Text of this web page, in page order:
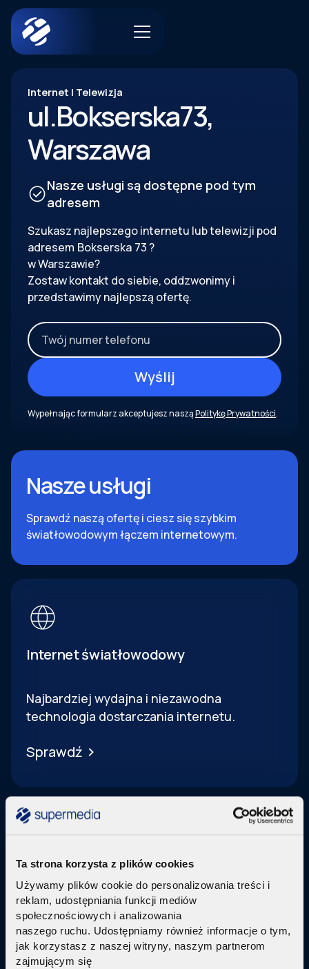
Ta strona korzysta z plików cookies
Używamy plików cookie do personalizowania treści i
reklam, udostępniania funkcji mediów
społecznościowych i analizowania
naszego ruchu. Udostępniamy również informacje o tym,
jak korzystasz z naszej witryny, naszym partnerom
zajmującym się
Internet | Telewizja
ul.Bokserska73,
Warszawa
Nasze usługi są dostępne pod tym
adresem
Szukasz najlepszego internetu lub telewizji pod
adresem Bokserska 73?
w Warszawie?
Zostaw kontakt do siebie, oddzwonimy i
przedstawimy najlepszą ofertę.
Wypełnając formularz akceptujesz nasząPolitykę Prywatności.
Nasze usługi
Sprawdź naszą ofertę i ciesz się szybkim
światłowodowym łączem internetowym.
Internet światłowodowy
Najbardziej wydajna i niezawodna
technologia dostarczania internetu.
Sprawdź
Telewizja Replay
Pakiety internetu z nowoczesną telewizją
technologi IPTV Replay TV.
Sprawdź